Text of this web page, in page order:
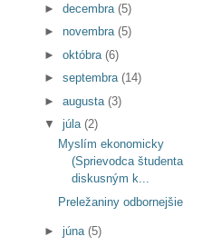
► decembra (5)
► novembra (5)
► októbra (6)
► septembra (14)
► augusta (3)
▼ júla (2)
Myslím ekonomicky
(Sprievodca študenta
diskusným k...
Preležaniny odbornejšie
► júna (5)